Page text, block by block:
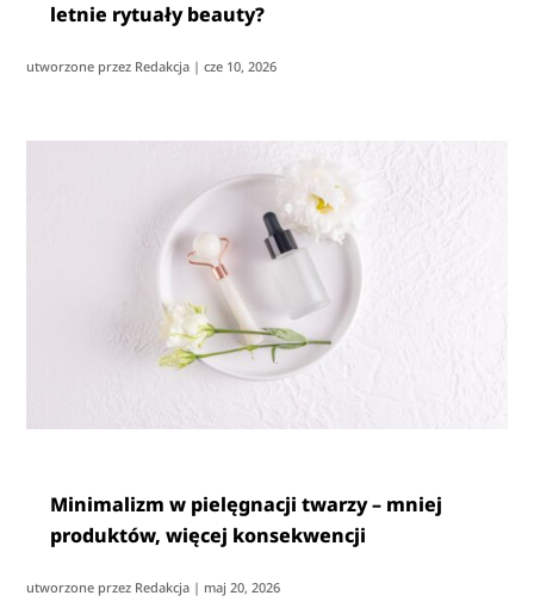
letnie rytuały beauty?
utworzone przez Redakcja |cze 10, 2026
Minimalizm w pielęgnacji twarzy – mniej
produktów, więcej konsekwencji
utworzone przez Redakcja | maj 20, 2026